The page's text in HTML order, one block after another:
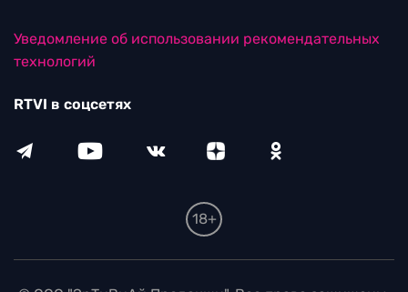
Уведомление об использовании рекомендательных
технологий
RTVI в соцсетях
18+